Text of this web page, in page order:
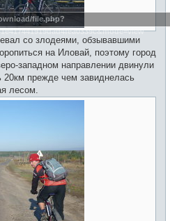
file.php?
со злодеями, обзывавшими
на Иловай, поэтому город
западном направлении двинули
прежде чем завиднелась
лесом.